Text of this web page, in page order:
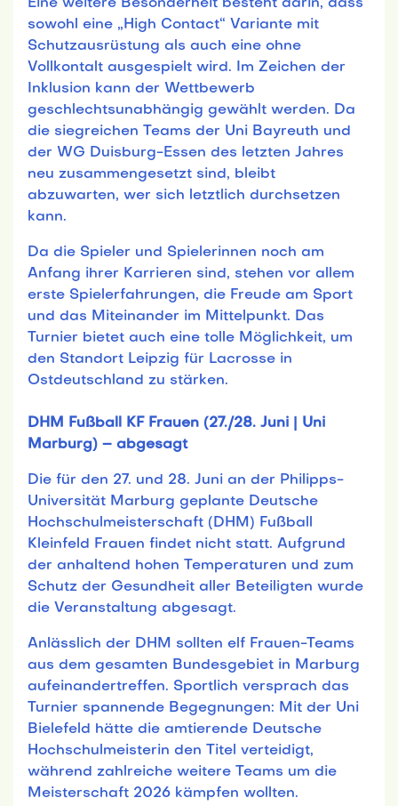
Eine weitere Besonderheit besteht darin, dass
sowohl eine „High Contact“ Variante mit
Schutzausrüstung als auch eine ohne
Vollkontalt ausgespielt wird. Im Zeichen der
Inklusion kann der Wettbewerb
geschlechtsunabhängig gewählt werden. Da
die siegreichen Teams der Uni Bayreuth und
der WG Duisburg-Essen des letzten Jahres
neu zusammengesetzt sind, bleibt
abzuwarten, wer sich letztlich durchsetzen
kann.
Da die Spieler und Spielerinnen noch am
Anfang ihrer Karrieren sind, stehen vor allem
erste Spielerfahrungen, die Freude am Sport
und das Miteinander im Mittelpunkt. Das
Turnier bietet auch eine tolle Möglichkeit, um
den Standort Leipzig für Lacrosse in
Ostdeutschland zu stärken.
DHM Fußball KF Frauen (27./28. Juni | Uni
Marburg) – abgesagt
Die für den 27. und 28. Juni an der Philipps-
Universität Marburg geplante Deutsche
Hochschulmeisterschaft (DHM) Fußball
Kleinfeld Frauen findet nicht statt. Aufgrund
der anhaltend hohen Temperaturen und zum
Schutz der Gesundheit aller Beteiligten wurde
die Veranstaltung abgesagt.
Anlässlich der DHM sollten elf Frauen-Teams
aus dem gesamten Bundesgebiet in Marburg
aufeinandertreffen. Sportlich versprach das
Turnier spannende Begegnungen: Mit der Uni
Bielefeld hätte die amtierende Deutsche
Hochschulmeisterin den Titel verteidigt,
während zahlreiche weitere Teams um die
Meisterschaft 2026 kämpfen wollten.